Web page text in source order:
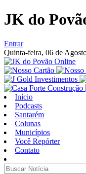
JK do
Entrar
Quinta-feira, 06 de
Início
Podcasts
Santarém
Colunas
Municípios
Você Repórter
Contato